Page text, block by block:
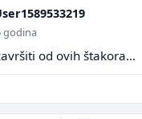
godina
od ovih štakora...